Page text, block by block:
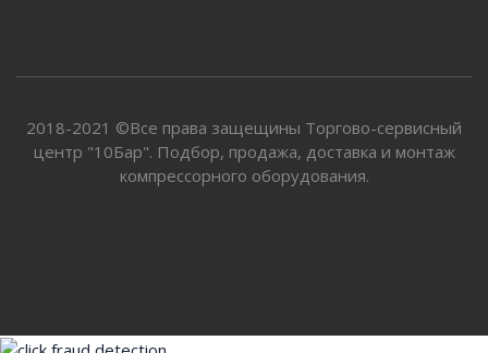
2018-2021 ©Все права защещины Торгово-сервисный
центр "10Бар". Подбор, продажа, доставка и монтаж
компрессорного оборудования.